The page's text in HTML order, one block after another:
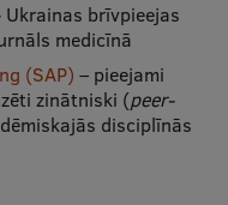
brīvpieejas
medicīnā
(SAP) – pieejami
zinātniski (peer-
disciplīnās